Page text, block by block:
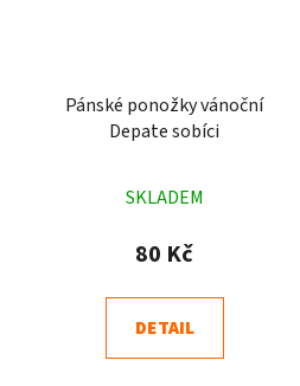
Pánské ponožky vánoční
Depate sobíci
hodnocení
produktu
4,7
z
SKLADEM
80 Kč
DETAIL